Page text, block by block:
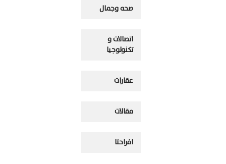
صحه وجمال
اتصالات و
تكنولوجيا
عقارات
مقالات
افراحنا